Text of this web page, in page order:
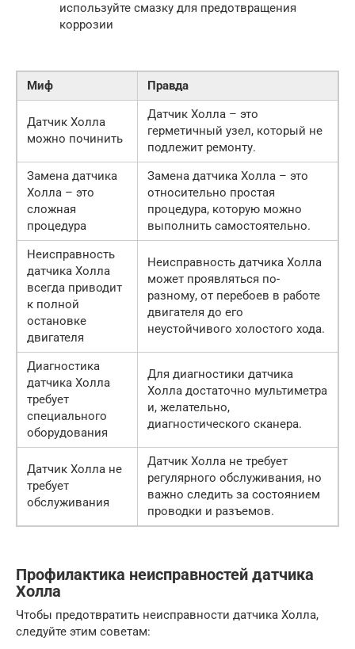
используйте смазку для предотвращения
коррозии
Миф Правда
Датчик Холла
можно починить
Датчик Холла – это
герметичный узел, который не
подлежит ремонту.
Замена датчика
Холла – это
сложная
процедура
Замена датчика Холла – это
относительно простая
процедура, которую можно
выполнить самостоятельно.
Неисправность
датчика Холла
всегда приводит
к полной
остановке
двигателя
Неисправность датчика Холла
может проявляться по-
разному, от перебоев в работе
двигателя до его
неустойчивого холостого хода.
Диагностика
датчика Холла
требует
специального
оборудования
Для диагностики датчика
Холла достаточно мультиметра
и, желательно,
диагностического сканера.
Датчик Холла не
требует
обслуживания
Датчик Холла не требует
регулярного обслуживания, но
важно следить за состоянием
проводки и разъемов.
Профилактика неисправностей датчика
Холла
Чтобы предотвратить неисправности датчика Холла,
следуйте этим советам: